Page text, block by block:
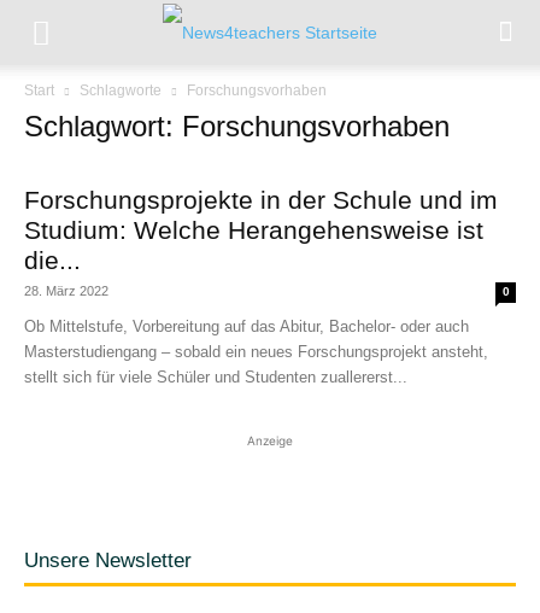
Start Schlagworte Forschungsvorhaben
Schlagwort: Forschungsvorhaben
Forschungsprojekte in der Schule und im
Studium: Welche Herangehensweise ist
die...
28. März 2022 0
Ob Mittelstufe, Vorbereitung auf das Abitur, Bachelor- oder auch
Masterstudiengang – sobald ein neues Forschungsprojekt ansteht,
stellt sich für viele Schüler und Studenten zuallererst...
Anzeige
Unsere Newsletter